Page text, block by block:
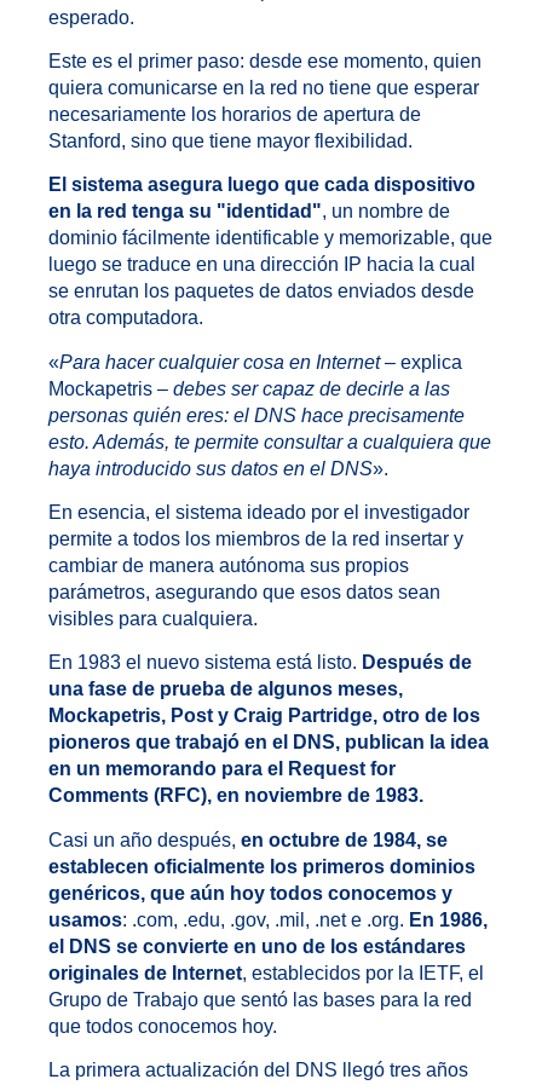
esperado.
Este es el primer paso: desde ese momento, quien
quiera comunicarse en la red no tiene que esperar
necesariamente los horarios de apertura de
Stanford, sino que tiene mayor flexibilidad.
El sistema asegura luego que cada dispositivo
en la red tenga su "identidad", un nombre de
dominio fácilmente identificable y memorizable, que
luego se traduce en una dirección IP hacia la cual
se enrutan los paquetes de datos enviados desde
otra computadora.
«Para hacer cualquier cosa en Internet– explica
Mockapetris – debes ser capaz de decirle a las
personas quién eres: el DNS hace precisamente
esto. Además, te permite consultar a cualquiera que
haya introducido sus datos en el DNS».
En esencia, el sistema ideado por el investigador
permite a todos los miembros de la red insertar y
cambiar de manera autónoma sus propios
parámetros, asegurando que esos datos sean
visibles para cualquiera.
En 1983 el nuevo sistema está listo. Después de
una fase de prueba de algunos meses,
Mockapetris, Post y Craig Partridge, otro de los
pioneros que trabajó en el DNS, publican la idea
en un memorando para el Request for
Comments (RFC), en noviembre de 1983.
Casi un año después, en octubre de 1984, se
establecen oficialmente los primeros dominios
genéricos, que aún hoy todos conocemos y
usamos: .com, .edu, .gov, .mil, .net e .org. En 1986,
el DNS se convierte en uno de los estándares
originales de Internet, establecidos por la IETF, el
Grupo de Trabajo que sentó las bases para la red
que todos conocemos hoy.
La primera actualización del DNS llegó tres años